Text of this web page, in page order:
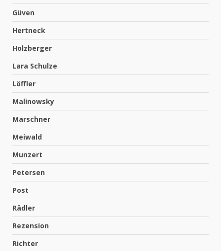
Güven
Hertneck
Holzberger
Lara Schulze
Löffler
Malinowsky
Marschner
Meiwald
Munzert
Petersen
Post
Rädler
Rezension
Richter